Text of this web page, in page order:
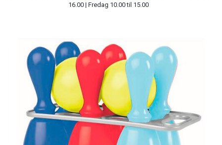
16.00 | Fredag 10.00 til 15.00